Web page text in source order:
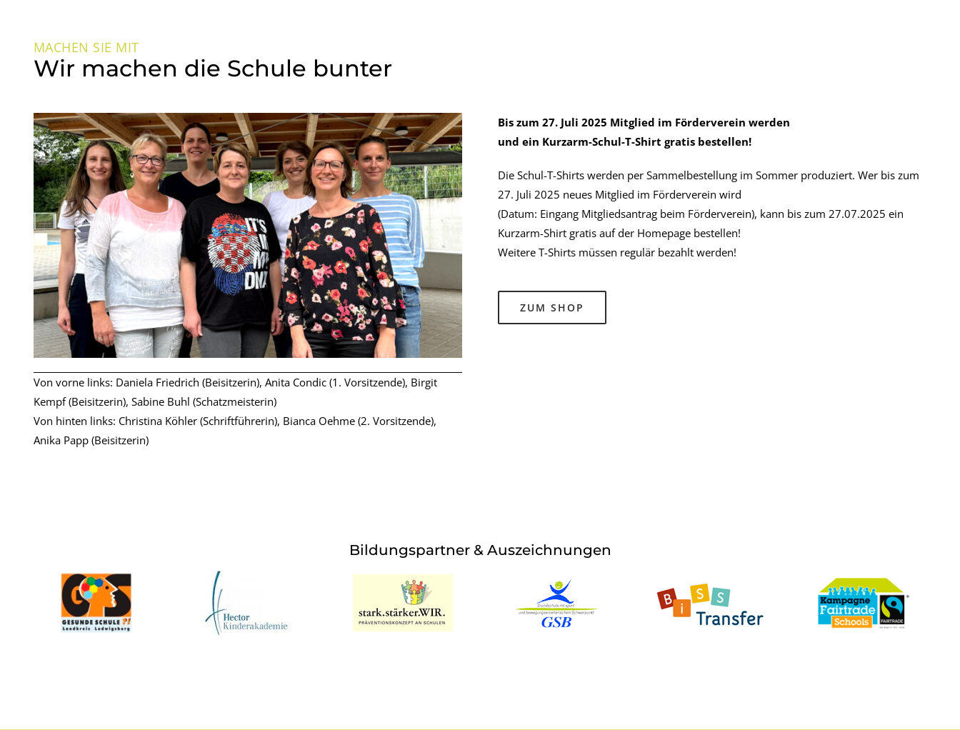
MACHEN SIE MIT
Wir machen die Schule bunter
Von vorne links: Daniela Friedrich (Beisitzerin), Anita Condic (1. Vorsitzende), Birgit
Kempf (Beisitzerin), Sabine Buhl (Schatzmeisterin)
Von hinten links: Christina Köhler (Schriftführerin), Bianca Oehme (2. Vorsitzende),
Anika Papp (Beisitzerin)
Bis zum 27. Juli 2025 Mitglied im Förderverein werden
und ein Kurzarm-Schul-T-Shirt gratis bestellen!
Die Schul-T-Shirts werden per Sammelbestellung im Sommer produziert. Wer bis zum
27. Juli 2025 neues Mitglied im Förderverein wird
(Datum: Eingang Mitgliedsantrag beim Förderverein), kann bis zum 27.07.2025 ein
Kurzarm-Shirt gratis auf der Homepage bestellen!
Weitere T-Shirts müssen regulär bezahlt werden!
ZUM SHOP
Bildungspartner & Auszeichnungen